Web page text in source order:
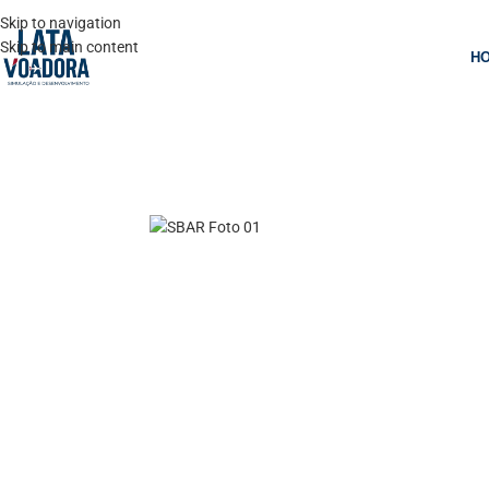
Skip to navigation
Skip to main content